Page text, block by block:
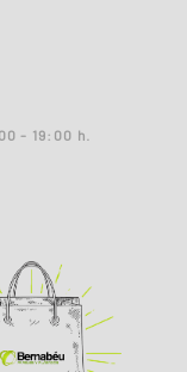
- 19:00 h.